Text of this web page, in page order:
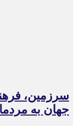
سرزمین،
جهان به